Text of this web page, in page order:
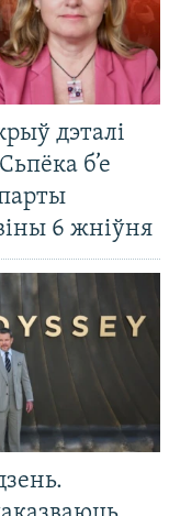
дэталі
б’е
6 жніўня